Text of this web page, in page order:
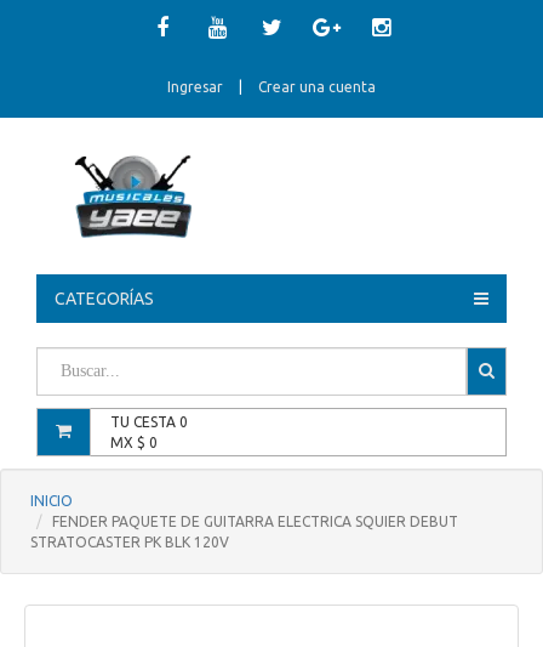
Ingresar Crear una cuenta
CATEGORÍAS
TU CESTA 0
MX $ 0
INICIO
FENDER PAQUETE DE GUITARRA ELECTRICA SQUIER DEBUT
STRATOCASTER PK BLK 120V